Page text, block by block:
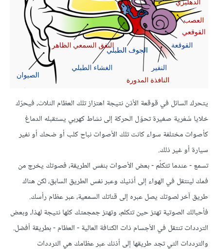
ميريل: رائع!، من كان يظن أن عظامنا قامت
بدور سمّاعات عالية الجودة!
يتحرك السائل في قوقعة الأذن نتيجة اهتزاز تلك العظام الثلاث، فيحرّك
خلايا شَعْرية صغيرة تحوّل الحركة إلى نشاط كهربي يستقبله الدماغ
كأصوات مختلفة سواء كانت تلك الأصوات نباح كلب أو ضحك أو نفير
سيارة أو غير ذلك.
تسمع - عندما تتكلّم - بعض الأصوات بنفس الطريقة، فصوتك يخرج من
فمك لينتقل في الهواء إلى أذنيك وعبر نفس الطريق السابق، لكن هناك
طريق آخر لصوتك يصل عبره إلى قناتك السمعية، عبر عظام رأسك.
فأحبالك الصوتية تهتز حين تتكلم، وتهتز جمجمتك كلها نتيجة لهذا، وبعض
الترددات تنتقل في الأجسام ذات الكثافة العالية - العظام - بطريقة أفضل.
والترددات التي تجد طريقها إلى أذنك عبر عظامك هي الترددات